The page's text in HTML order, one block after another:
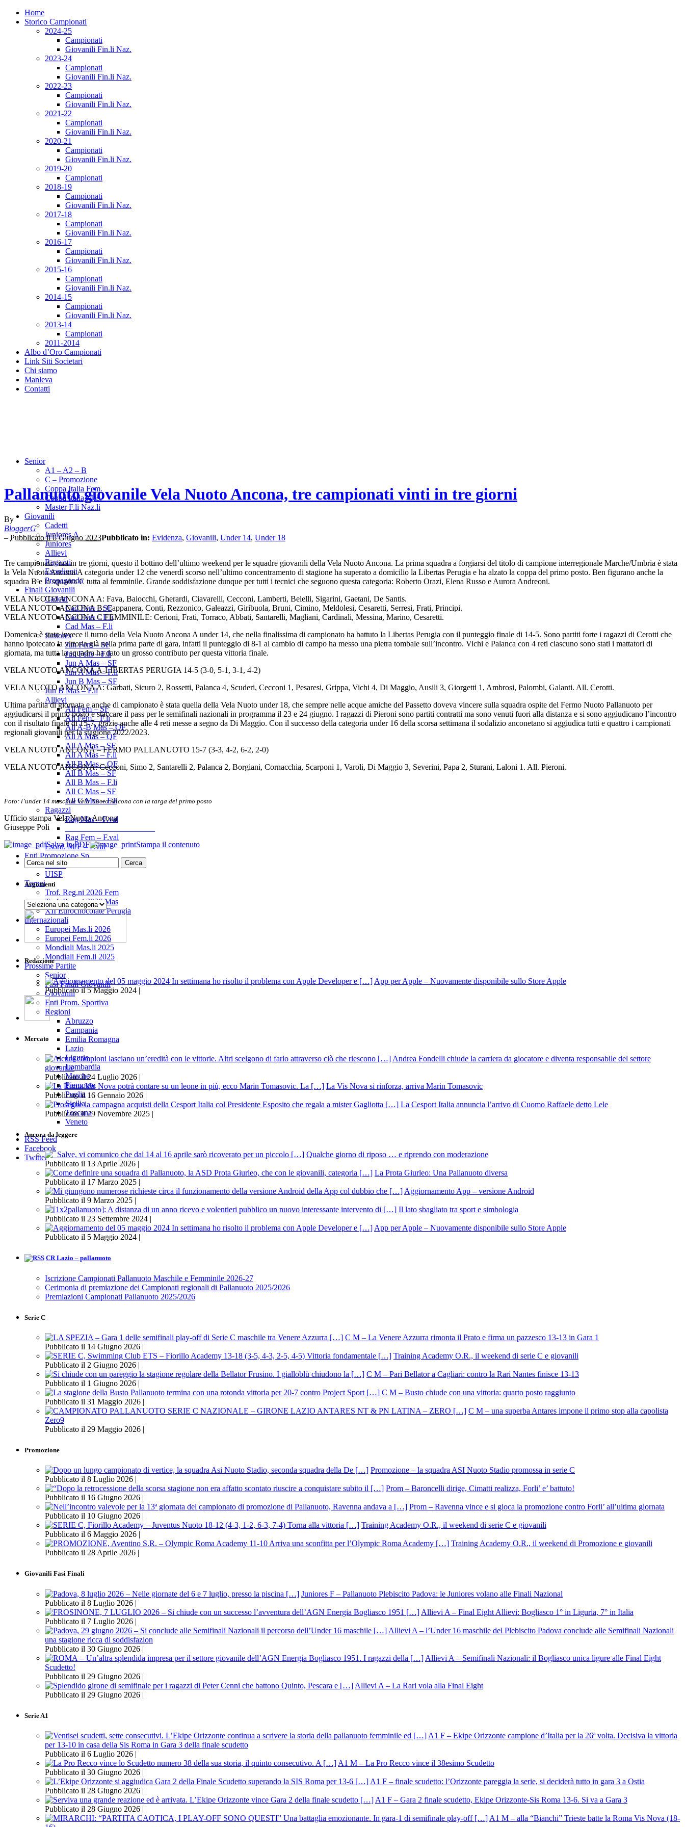
Home
Storico Campionati
2024-25
Campionati
Giovanili Fin.li Naz.
2023-24
Campionati
Giovanili Fin.li Naz.
2022-23
Campionati
Giovanili Fin.li Naz.
2021-22
Campionati
Giovanili Fin.li Naz.
2020-21
Campionati
Giovanili Fin.li Naz.
2019-20
Campionati
2018-19
Campionati
Giovanili Fin.li Naz.
2017-18
Campionati
Giovanili Fin.li Naz.
2016-17
Campionati
Giovanili Fin.li Naz.
2015-16
Campionati
Giovanili Fin.li Naz.
2014-15
Campionati
Giovanili Fin.li Naz.
2013-14
Campionati
2011-2014
Albo d’Oro Campionati
Link Siti Societari
Chi siamo
Manleva
Contatti
Senior
A1 – A2 – B
C – Promozione
Coppa Italia Fem.
Coppa Italia Mas.
Master F.li Naz.li
Giovanili
Cadetti
Juniores A
Juniores
Allievi
Ragazzi
Esordienti
Propaganda
Finali Giovanili
Cadetti
Cad Fem – SF
Cad Fem – F.li
Cad Mas – F.li
Juniores
Jun Fem – SF
Jun Fem – F.li
Jun A Mas – SF
Jun A Mas – F.li
Jun B Mas – SF
Jun B Mas – F.li
Allievi
All Fem – SF
All Fem – F.li
All A-B Mas – OF
All A Mas – QF
All A Mas – SF
All A Mas – F.li
All B Mas – QF
All B Mas – SF
All B Mas – F.li
All C Mas – SF
All C Mas – F.li
Ragazzi
Rag Mas – F.val
Rag Fem – F.val
Esord. M/F – F.val
Enti Promozione Sp.
CSEN
UISP
Tornei
Trof. Reg.ni 2026 Fem
Trof. Reg.ni 2026 Mas
XII Eurochocolate Perugia
Internazionali
Europei Mas.li 2026
Europei Fem.li 2026
Mondiali Mas.li 2025
Mondiali Fem.li 2025
Prossime Partite
Senior
Fasi Finali Giovanili
Giovanili
Enti Prom. Sportiva
Regioni
Abruzzo
Campania
Emilia Romagna
Lazio
Liguria
Lombardia
Marche
Piemonte
Puglia
Sicilia
Toscana
Veneto
RSS Feed
Facebook
Twitter
Pallanuoto giovanile Vela Nuoto Ancona, tre campionati vinti in tre giorni
By
BloggerG
– Pubblicato il 6 Giugno 2023Pubblicato in: Evidenza, Giovanili, Under 14, Under 18
Tre campionati vinti in tre giorni, questo il bottino dell’ultimo weekend per le squadre giovanili della Vela Nuoto Ancona. La prima squadra a forgiarsi del titolo di campione interregionale Marche/Umbria è stata
la Vela Nuoto Ancona A categoria under 12 che venerdì scorso nell’ultimo concentramento di stagione ha superato a domicilio la Libertas Perugia e ha alzato la coppa del primo posto. Ben figurano anche la
squadra B e la squadra C tutta al femminile. Grande soddisfazione dunque per tutti i tecnici che seguono questa categoria: Roberto Orazi, Elena Russo e Aurora Andreoni.
VELA NUOTO ANCONA A: Fava, Baiocchi, Gherardi, Ciavarelli, Cecconi, Lamberti, Belelli, Sigarini, Gaetani, De Santis.
VELA NUOTO ANCONA B: Cappanera, Conti, Rezzonico, Galeazzi, Giribuola, Bruni, Cimino, Meldolesi, Cesaretti, Serresi, Frati, Principi.
VELA NUOTO ANCONA C FEMMINILE: Cerioni, Frati, Torraco, Abbati, Santarelli, Magliani, Cardinali, Messina, Marino, Cesaretti.
Domenica è stato invece il turno della Vela Nuoto Ancona A under 14, che nella finalissima di campionato ha battuto la Libertas Perugia con il punteggio finale di 14-5. Sono partiti forte i ragazzi di Cerotti che
hanno ipotecato la vittoria già nella prima parte di gara, infatti il punteggio di 8-1 al cambio di campo ha messo una pietra tombale sull’incontro. Vichi e Palanca con 4 reti ciascuno sono stati i mattatori di
giornata, ma tutta la squadra ha dato un grosso contributo per questa vittoria finale.
VELA NUOTO ANCONA A-LIBERTAS PERUGIA 14-5 (3-0, 5-1, 3-1, 4-2)
VELA NUOTO ANCONA A: Garbati, Sicuro 2, Rossetti, Palanca 4, Scuderi, Cecconi 1, Pesaresi, Grippa, Vichi 4, Di Maggio, Ausili 3, Giorgetti 1, Ambrosi, Palombi, Galanti. All. Cerotti.
Ultima partita di giornata e anche di campionato è stata quella della Vela Nuoto under 18, che sempre nelle acque amiche del Passetto doveva vincere sulla squadra ospite del Fermo Nuoto Pallanuoto per
aggiudicarsi il primo posto e staccare il pass per le semifinali nazionali in programma il 23 e 24 giugno. I ragazzi di Pieroni sono partiti contratti ma sono venuti fuori alla distanza e si sono aggiudicano l’incontro
con il risultato finale di 15-7, grazie anche alle 4 reti messe a segno da Di Maggio. Con il successo della categoria under 16 della scorsa settimana il sodalizio anconetano si aggiudica tutti e quattro i campionati
regionali giovanili per la stagione 2022/2023.
VELA NUOTO ANCONA – FERMO PALLANUOTO 15-7 (3-3, 4-2, 6-2, 2-0)
VELA NUOTO ANCONA: Cecconi, Simo 2, Santarelli 2, Palanca 2, Borgiani, Cornacchia, Scarponi 1, Varoli, Di Maggio 3, Severini, Papa 2, Sturani, Laloni 1. All. Pieroni.
Foto: l’under 14 maschile Vela Nuoto Ancona con la targa del primo posto
Ufficio stampa Vela Nuoto Ancona
Giuseppe Poli
Salva in PDF
Stampa il contenuto
Argomenti
Argomenti
Redazione
App per Apple – Nuovamente disponibile sullo Store Apple
Pubblicato il 5 Maggio 2024 |
Mercato
Andrea Fondelli chiude la carriera da giocatore e diventa responsabile del settore
giovanile
Pubblicato il 24 Luglio 2026 |
La Vis Nova si rinforza, arriva Marin Tomasovic
Pubblicato il 16 Gennaio 2026 |
La Cesport Italia annuncia l’arrivo di Cuomo Raffaele detto Lele
Pubblicato il 29 Novembre 2025 |
Ancora da leggere
Qualche giorno di riposo … e riprendo con moderazione
Pubblicato il 13 Aprile 2026 |
La Prota Giurleo: Una Pallanuoto diversa
Pubblicato il 17 Marzo 2025 |
Aggiornamento App – versione Android
Pubblicato il 9 Marzo 2025 |
Il lato sbagliato tra sport e simbologia
Pubblicato il 23 Settembre 2024 |
App per Apple – Nuovamente disponibile sullo Store Apple
Pubblicato il 5 Maggio 2024 |
CR Lazio – pallanuoto
Iscrizione Campionati Pallanuoto Maschile e Femminile 2026-27
Cerimonia di premiazione dei Campionati regionali di Pallanuoto 2025/2026
Premiazioni Campionati Pallanuoto 2025/2026
Serie C
C M – La Venere Azzurra rimonta il Prato e firma un pazzesco 13-13 in Gara 1
Pubblicato il 14 Giugno 2026 |
Training Academy O.R., il weekend di serie C e giovanili
Pubblicato il 2 Giugno 2026 |
C M – Pari Bellator a Cagliari: contro la Rari Nantes finisce 13-13
Pubblicato il 1 Giugno 2026 |
C M – Busto chiude con una vittoria: quarto posto raggiunto
Pubblicato il 31 Maggio 2026 |
C M – una superba Antares impone il primo stop alla capolista
Zero9
Pubblicato il 29 Maggio 2026 |
Promozione
Promozione – la squadra ASI Nuoto Stadio promossa in serie C
Pubblicato il 8 Luglio 2026 |
Prom – Baroncelli dirige, Cimatti realizza, Forli’ e’ battuto!
Pubblicato il 16 Giugno 2026 |
Prom – Ravenna vince e si gioca la promozione contro Forli’ all’ultima giornata
Pubblicato il 10 Giugno 2026 |
Training Academy O.R., il weekend di serie C e giovanili
Pubblicato il 6 Maggio 2026 |
Training Academy O.R., il weekend di Promozione e giovanili
Pubblicato il 28 Aprile 2026 |
Giovanili Fasi Finali
Juniores F – Pallanuoto Plebiscito Padova: le Juniores volano alle Finali Nazional
Pubblicato il 8 Luglio 2026 |
Allievi A – Final Eight Allievi: Bogliasco 1° in Liguria, 7° in Italia
Pubblicato il 7 Luglio 2026 |
Allievi A – l’Under 16 maschile del Plebiscito Padova conclude alle Semifinali Nazionali
una stagione ricca di soddisfazion
Pubblicato il 30 Giugno 2026 |
Allievi A – Semifinali Nazionali: il Bogliasco unica ligure alle Final Eight
Scudetto!
Pubblicato il 29 Giugno 2026 |
Allievi A – La Rari vola alla Final Eight
Pubblicato il 29 Giugno 2026 |
Serie A1
A1 F – Ekipe Orizzonte campione d’Italia per la 26ª volta. Decisiva la vittoria
per 13-10 in casa della Sis Roma in Gara 3 della finale scudetto
Pubblicato il 6 Luglio 2026 |
A1 M – La Pro Recco vince il 38esimo Scudetto
Pubblicato il 30 Giugno 2026 |
A1 F – finale scudetto: l’Orizzonte pareggia la serie, si deciderà tutto in gara 3 a Ostia
Pubblicato il 28 Giugno 2026 |
A1 F – Gara 2 finale scudetto, Ekipe Orizzonte-Sis Roma 13-6. Si va a Gara 3
Pubblicato il 28 Giugno 2026 |
A1 M – alla “Bianchi” Trieste batte la Roma Vis Nova (18-